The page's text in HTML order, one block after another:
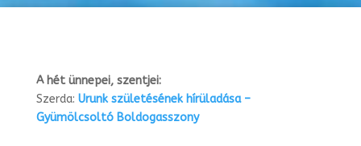
A hét ünnepei, szentjei:
Szerda: Urunk születésének hírüladása –
Gyümölcsoltó Boldogasszony